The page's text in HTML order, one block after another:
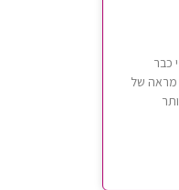
כבר
מראה של